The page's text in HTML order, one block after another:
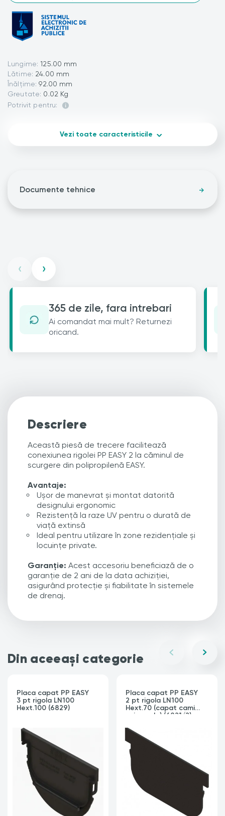
Lungime: 125.00 mm
Lătime: 24.00 mm
Înălțime: 92.00 mm
Greutate: 0.02 Kg
Potrivit pentru:
Vezi toate caracteristicile
Documente tehnice
‹ ›
365 de zile, fara intrebari
Ai comandat mai mult? Returnezi
oricand.
Descriere
Această piesă de trecere facilitează
conexiunea rigolei PP EASY 2 la căminul de
scurgere din polipropilenă EASY.
Avantaje:
Ușor de manevrat și montat datorită
designului ergonomic
Rezistență la raze UV pentru o durată de
viață extinsă
Ideal pentru utilizare în zone rezidențiale și
locuințe private.
Garanție: Acest accesoriu beneficiază de o
garanție de 2 ani de la data achiziției,
asigurând protecție și fiabilitate în sistemele
de drenaj.
Din aceeași categorie
Placa capat PP EASY
3 pt rigola LN100
Hext.100 (6829)
Placa capat PP EASY
2 pt rigola LN100
Hext.70 (capat camin-
universala) (6821/2)